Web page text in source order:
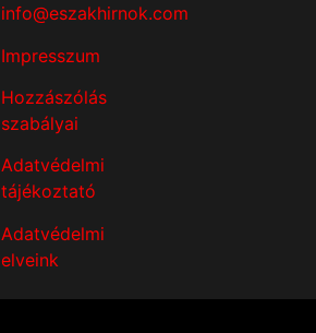
info@eszakhirnok.com
Impresszum
Hozzászólás
szabályai
Adatvédelmi
tájékoztató
Adatvédelmi
elveink